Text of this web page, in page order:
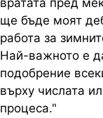
вратата пред
ще бъде моят
работа за
Най-важното е
подобрение
върху числата
процеса."